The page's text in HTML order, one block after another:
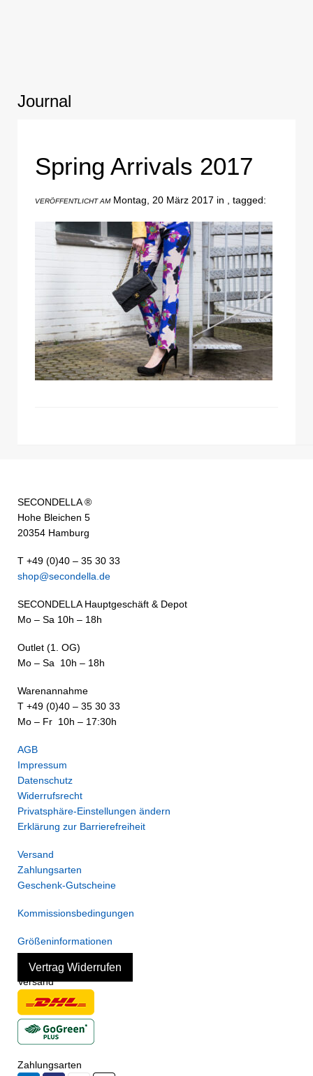
Journal
Spring Arrivals 2017
VERÖFFENTLICHT AMMontag, 20 März 2017 in , tagged:
SECONDELLA ®
Hohe Bleichen 5
20354 Hamburg
T +49 (0)40 – 35 30 33
shop@secondella.de
SECONDELLA Hauptgeschäft & Depot
Mo – Sa 10h – 18h
Outlet (1. OG)
Mo – Sa 10h – 18h
Warenannahme
T +49 (0)40 – 35 30 33
Mo – Fr 10h – 17:30h
AGB
Impressum
Datenschutz
Widerrufsrecht
Privatsphäre-Einstellungen ändern
Erklärung zur Barrierefreiheit
Versand
Zahlungsarten
Geschenk-Gutscheine
Kommissionsbedingungen
Größeninformationen
Vertrag Widerrufen
Versand
Zahlungsarten